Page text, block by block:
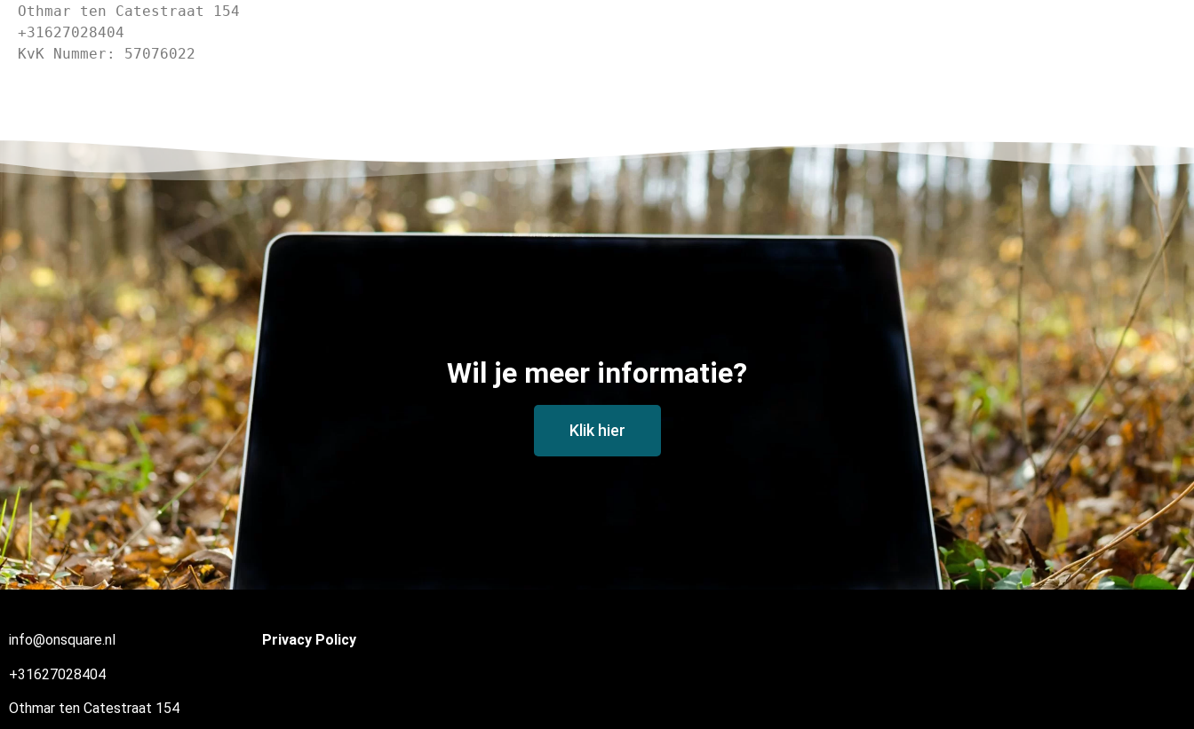
Othmar ten Catestraat 154
+31627028404
KvK Nummer: 57076022
Wil je meer informatie?
Klik hier
info@onsquare.nl
+31627028404
Othmar ten Catestraat 154
Privacy Policy